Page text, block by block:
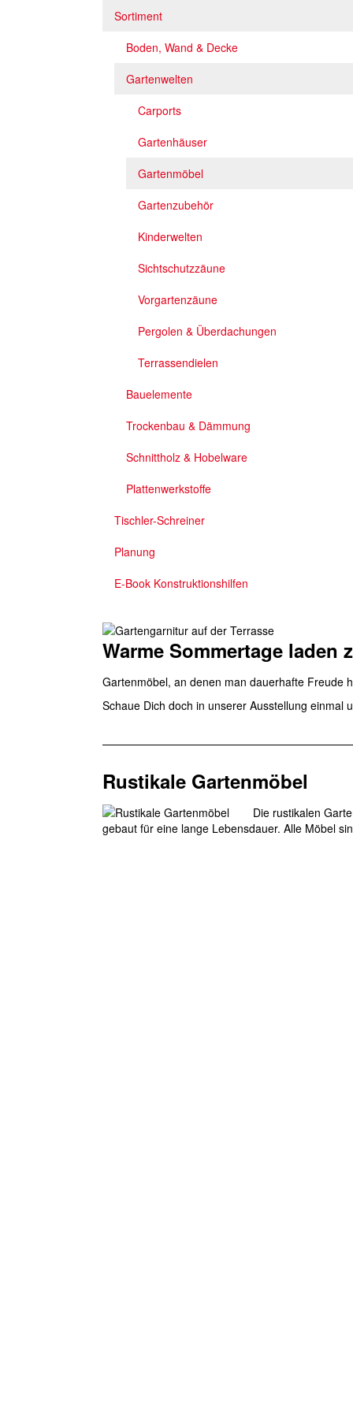
Sortiment
Boden, Wand & Decke
Gartenwelten
Carports
Gartenhäuser
Gartenmöbel
Gartenzubehör
Kinderwelten
Sichtschutzzäune
Vorgartenzäune
Pergolen & Überdachungen
Terrassendielen
Bauelemente
Trockenbau & Dämmung
Schnittholz & Hobelware
Plattenwerkstoffe
Tischler-Schreiner
Planung
E-Book Konstruktionshilfen
Warme Sommertage laden
Gartenmöbel, an denen man dauerhafte Freude
Schaue Dich doch in unserer Ausstellung einmal
Rustikale Gartenmöbel
Die rustikalen
gebaut für eine lange Lebensdauer. Alle Möbel